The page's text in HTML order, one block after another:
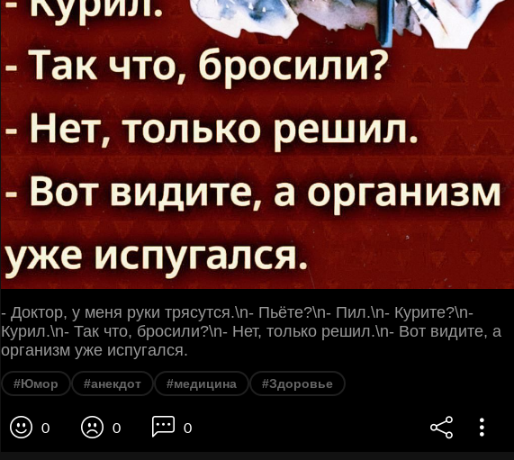
- Доктор, у меня руки трясутся.\n- Пьёте?\n- Пил.\n- Курите?\n-
Курил.\n- Так что, бросили?\n- Нет, только решил.\n- Вот видите, а
организм уже испугался.
#Юмор #анекдот #медицина #Здоровье
0 0 0